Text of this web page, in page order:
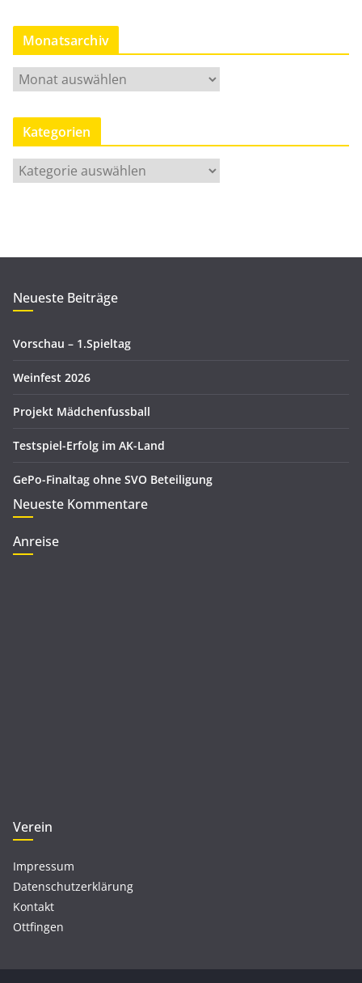
Monatsarchiv
M
o
n
t
h
v
Kategorien
a
r
i
n
Neueste Beiträge
Vorschau – 1.Spieltag
Weinfest 2026
Projekt Mädchenfussball
Testspiel-Erfolg im AK-Land
GePo-Finaltag ohne SVO Beteiligung
Neueste Kommentare
Anreise
Verein
Impressum
Datenschutzerklärung
Kontakt
Ottfingen